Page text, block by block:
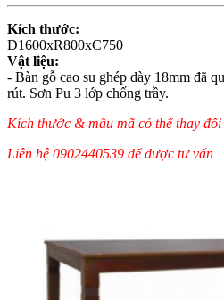
Kích thước:
D1600xR800xC750
Vật liệu:
- Bàn gỗ cao su ghép dày 18mm đã
rút. Sơn Pu 3 lớp chống trầy.
Kích thước & mẫu mã có thể thay
Liên hệ 0902440539 để được tư vấn